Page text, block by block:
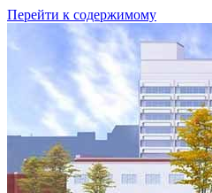
Перейти к содержимому